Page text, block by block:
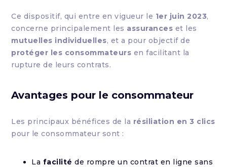
Ce dispositif, qui entre en vigueur le 1er juin 2023,
concerne principalement les assurances et les
mutuelles individuelles, et a pour objectif de
protéger les consommateurs en facilitant la
rupture de leurs contrats.
Avantages pour le consommateur
Les principaux bénéfices de la résiliation en 3 clics
pour le consommateur sont :
La facilité de rompre un contrat en ligne sans